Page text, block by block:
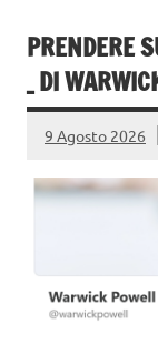
PRENDERE
_ DI
9 Agosto 2026